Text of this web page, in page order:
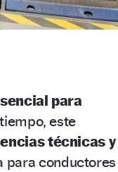
para
este
técnicas y
para conductores